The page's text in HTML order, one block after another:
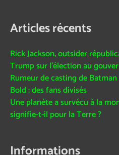
Articles récents
Rick Jackson, outsider
Trump sur l’élection au
Rumeur de casting de
Bold : des fans divisés
Une planète a survécu à la
signifie-t-il pour la Terre ?